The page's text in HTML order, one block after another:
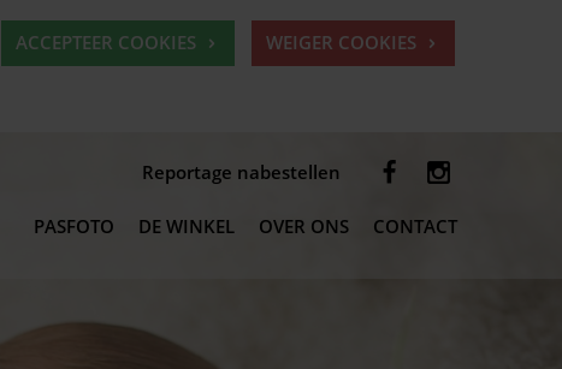
ACCEPTEER COOKIES WEIGER COOKIES
Reportage nabestellen
PASFOTO DE WINKEL OVER ONS CONTACT